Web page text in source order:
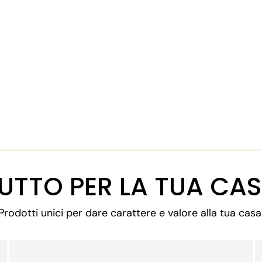
PER LA TUA
unici per dare carattere e valore alla tua